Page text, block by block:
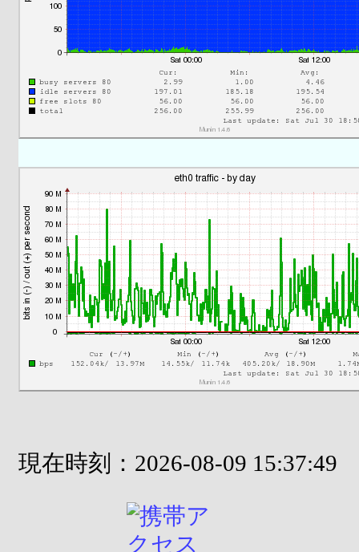
現在時刻：2026-08-09 15:37:49